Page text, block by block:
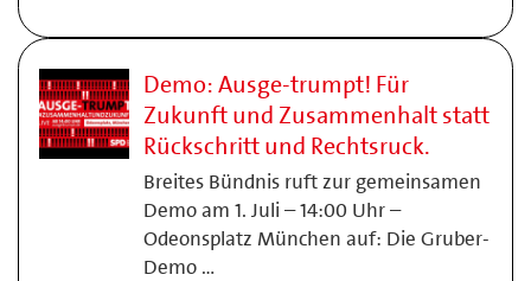
Demo: Ausge-trumpt! Für
Zukunft und Zusammenhalt statt
Rückschritt und Rechtsruck.
Breites Bündnis ruft zur gemeinsamen
Demo am 1. Juli – 14:00 Uhr –
Odeonsplatz München auf: Die Gruber-
Demo …